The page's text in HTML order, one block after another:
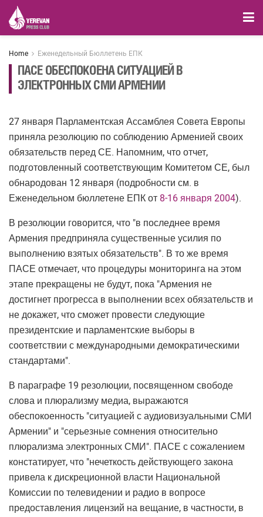
Home Еженедельный Бюллетень ЕПК
ПАСЕ ОБЕСПОКОЕНА СИТУАЦИЕЙ В
ЭЛЕКТРОННЫХ СМИ АРМЕНИИ
27 января Парламентская Ассамблея Совета Европы
приняла резолюцию по соблюдению Арменией своих
обязательств перед СЕ. Напомним, что отчет,
подготовленный соответствующим Комитетом СЕ, был
обнародован 12 января (подробности см. в
Еженедельном бюллетене ЕПК от 8-16 января 2004).
В резолюции говорится, что "в последнее время
Армения предприняла существенные усилия по
выполнению взятых обязательств". В то же время
ПАСЕ отмечает, что процедуры мониторинга на этом
этапе прекращены не будут, пока "Армения не
достигнет прогресса в выполнении всех обязательств и
не докажет, что сможет провести следующие
президентские и парламентские выборы в
соответствии с международными демократическими
стандартами".
В параграфе 19 резолюции, посвященном свободе
слова и плюрализму медиа, выражаются
обеспокоенность "ситуацией с аудиовизуальными СМИ
Армении" и "серьезные сомнения относительно
плюрализма электронных СМИ". ПАСЕ с сожалением
констатирует, что "нечеткость действующего закона
привела к дискреционной власти Национальной
Комиссии по телевидении и радио в вопросе
предоставления лицензий на вещание, в частности, в